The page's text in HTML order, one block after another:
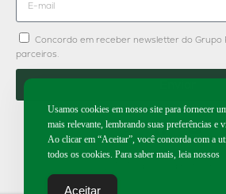
Concordo em receber newsletter do Grupo
parceiros.
Usamos cookies em nosso site para fornecer
mais relevante, lembrando suas preferências e
Ao clicar em “Aceitar”, você concorda com a
todos os cookies. Para saber mais, leia nossos
Aceitar